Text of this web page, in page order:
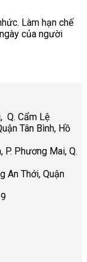
Làm hạn chế
của người
Q. Cẩm Lệ
Tân Bình, Hồ
Phương Mai, Q.
An Thới, Quận